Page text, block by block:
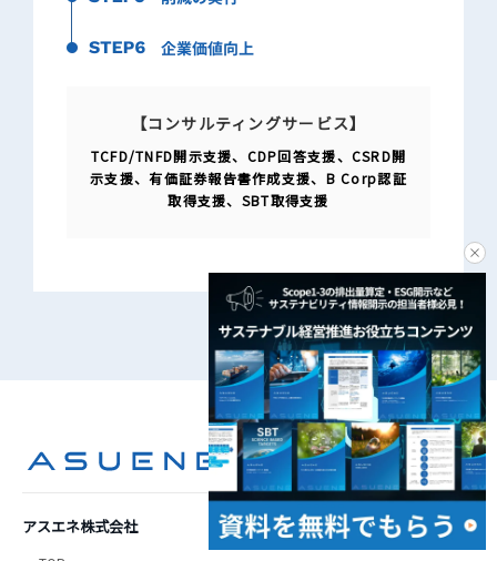
【コンサルティングサービス】
TCFD/TNFD開⽰⽀援、CDP回答⽀援、CSRD開
示支援、有価証券報告書作成⽀援、B Corp認証
取得⽀援、SBT取得⽀援
アスエネ株式会社